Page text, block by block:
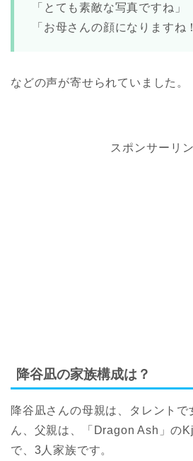
「とても素敵な写真ですね」
「お母さんの顔になりますね
などの声が寄せられていました。
スポンサーリ
降谷凪の家族構成は？
降谷凪さんの母親は、タレントで
ん、父親は、「Dragon Ash」の
で、3人家族です。